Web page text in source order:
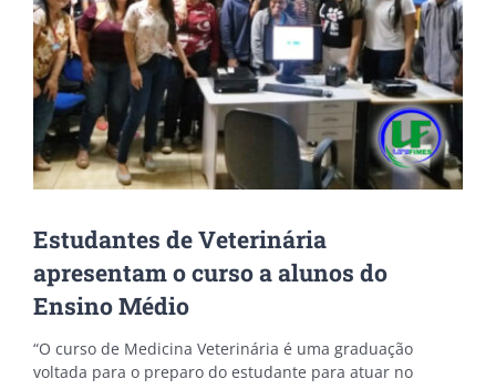
Estudantes de Veterinária
apresentam o curso a alunos do
Ensino Médio
“O curso de Medicina Veterinária é uma graduação
voltada para o preparo do estudante para atuar no